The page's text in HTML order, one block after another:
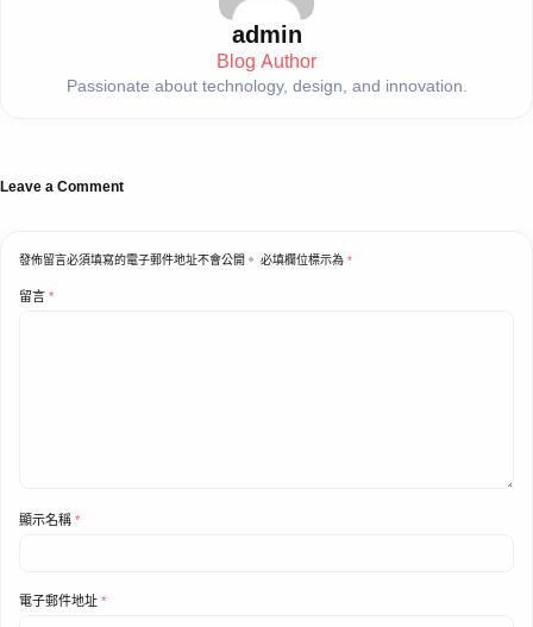
admin
Blog Author
Passionate about technology, design, and innovation.
Leave a Comment
發佈留言必須填寫的電子郵件地址不會公開。 必填欄位標示為 *
留言 *
顯示名稱 *
電子郵件地址 *